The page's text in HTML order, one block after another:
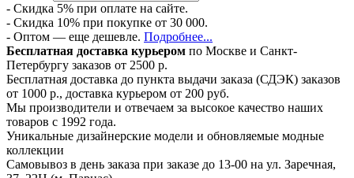
- Скидка 5% при оплате на сайте.
- Скидка 10% при покупке от 30 000.
- Оптом — еще дешевле. Подробнее...
Бесплатная доставка курьером по Москве и Санкт-
Петербургу заказов от 2500 р.
Бесплатная доставка до пункта выдачи заказа (СДЭК) заказов
от 1000 р., доставка курьером от 200 руб.
Мы производители и отвечаем за высокое качество наших
товаров с 1992 года.
Уникальные дизайнерские модели и обновляемые модные
коллекции
Самовывоз в день заказа при заказе до 13-00 на ул. Заречная,